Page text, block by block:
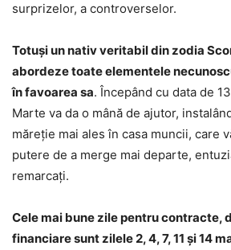
surprizelor, a controverselor.
Totuși un nativ veritabil din zodia
abordeze toate elementele
în favoarea sa. Începând cu data de
Marte va da o mână de ajutor,
măreție mai ales în casa muncii, care
putere de a merge mai departe,
remarcați.
Cele mai bune zile pentru contracte,
financiare sunt zilele 2, 4, 7, 11 și 14